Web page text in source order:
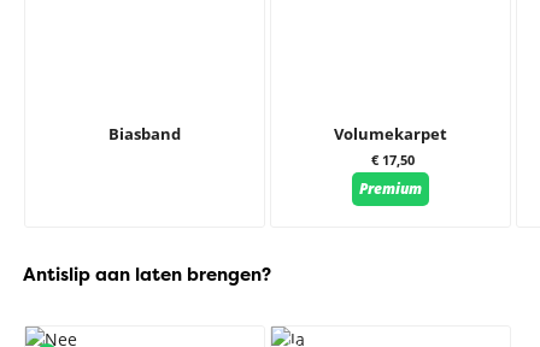
Biasband Volumekarpet
€ 17,50
Premium
Antislip aan laten brengen?